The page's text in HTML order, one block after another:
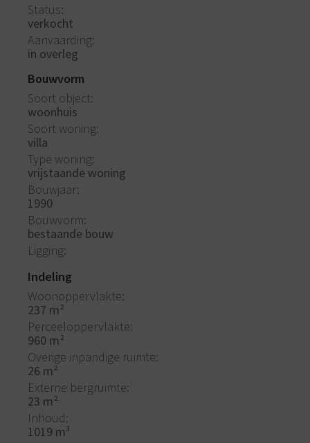
Status
verkocht
Aanvaarding
in overleg
Bouwvorm
Soort object
woonhuis
Soort woning
villa
Type woning
vrijstaande woning
Bouwjaar
1990
Bouwvorm
bestaande bouw
Ligging
Indeling
Woonoppervlakte
237 m²
Perceeloppervlakte
960 m²
Overige inpandige ruimte
26 m²
Externe bergruimte
23 m²
Inhoud
1019 m³